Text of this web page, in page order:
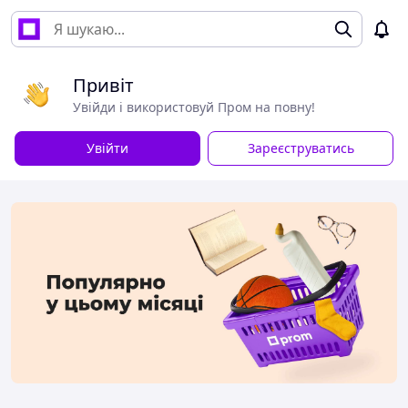
Привіт
Увійди і використовуй Пром на повну!
Увійти Зареєструватись